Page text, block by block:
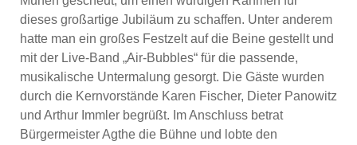
dieses großartige Jubiläum zu schaffen. Unter anderem
hatte man ein großes Festzelt auf die Beine gestellt und
mit der Live-Band „Air-Bubbles“ für die passende,
musikalische Untermalung gesorgt. Die Gäste wurden
durch die Kernvorstände Karen Fischer, Dieter Panowitz
und Arthur Immler begrüßt. Im Anschluss betrat
Bürgermeister Agthe die Bühne und lobte den